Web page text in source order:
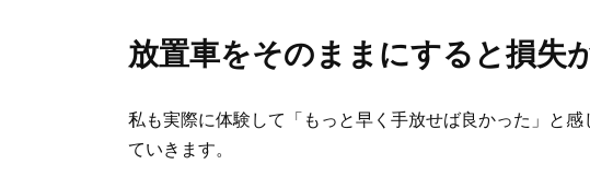
放置車をそのままにすると損失
私も実際に体験して「もっと早く手放せば良かった」と
ていきます。